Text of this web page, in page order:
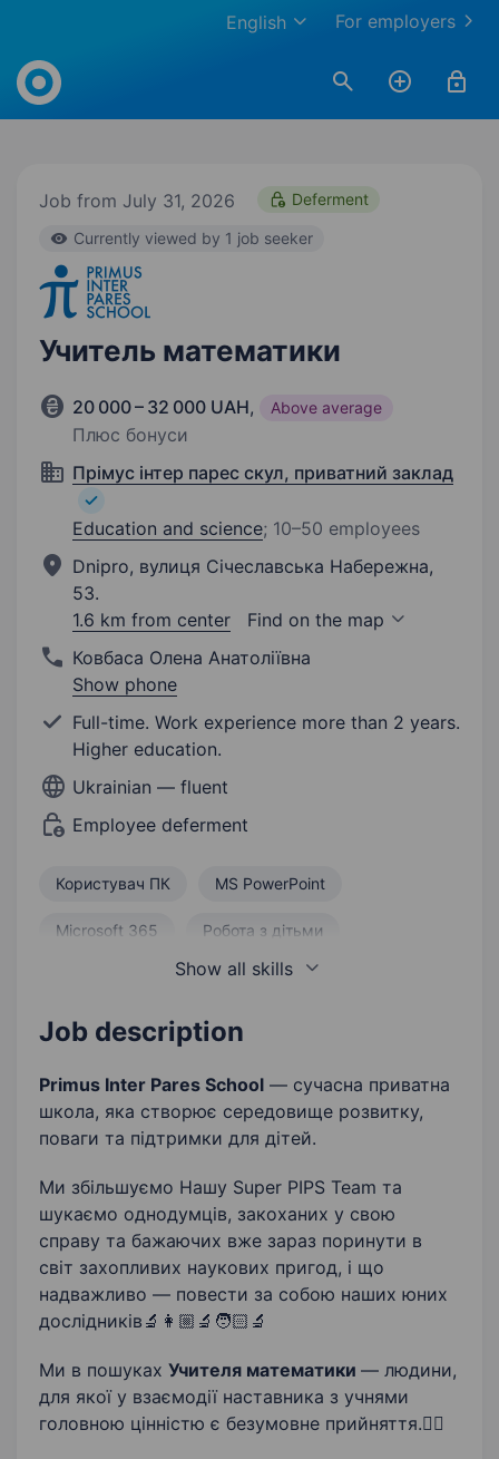
For employers
English
Work.ua
Job from July 31, 2026 Deferment
Currently viewed by 1 job seeker
Учитель математики
20 000 – 32 000 UAH, Above average
Плюс бонуси
Прімус інтер парес скул, приватний заклад
Education and science; 10–50 employees
Dnipro, вулиця Січеславська Набережна,
53.
1.6 km from center
Find on the map
Ковбаса Олена Анатоліївна
Show phone
Full-time. Work experience more than 2 years.
Higher education.
Ukrainian — fluent
Employee deferment
Користувач ПК MS PowerPoint
Microsoft 365 Робота з дітьми
Відповідальність Пунктуальність
Викладання математики
Show all skills
Job description
Primus Inter Pares School — сучасна приватна
школа, яка створює середовище розвитку,
поваги та підтримки для дітей.
Ми збільшуємо Нашу Super PIPS Team та
шукаємо однодумців, закоханих у свою
справу та бажаючих вже зараз поринути в
світ захопливих наукових пригод, і що
надважливо — повести за собою наших юних
дослідників🔬👩🏼‍🔬🧑🏻‍🔬
Ми в пошуках Учителя математики — людини,
для якої у взаємодії наставника з учнями
головною цінністю є безумовне прийняття.👌🏻